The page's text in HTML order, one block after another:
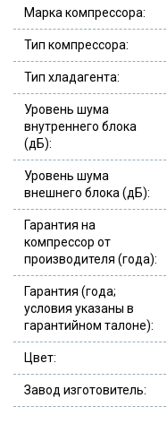
Марка компрессора:
Тип компрессора:
Тип хладагента:
Уровень шума
внутреннего блока
(дБ):
Уровень шума
внешнего блока (дБ):
Гарантия на
компрессор от
производителя (года):
Гарантия (года;
условия указаны в
гарантийном талоне):
Цвет:
Завод изготовитель: